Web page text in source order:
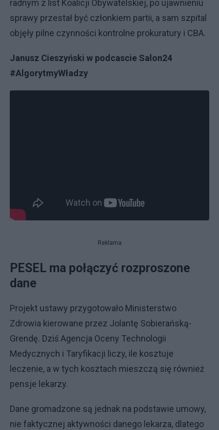
radnym z list Koalicji Obywatelskiej, po ujawnieniu
sprawy przestał być członkiem partii, a sam szpital
objęły pilne czynności kontrolne prokuratury i CBA.
Janusz Cieszyński w podcascie Salon24
#AlgorytmyWładzy
Reklama
PESEL ma połączyć rozproszone
dane
Projekt ustawy przygotowało Ministerstwo
Zdrowia kierowane przez Jolantę Sobierańską-
Grendę. Dziś Agencja Oceny Technologii
Medycznych i Taryfikacji liczy, ile kosztuje
leczenie, a w tych kosztach mieszczą się również
pensje lekarzy.
Dane gromadzone są jednak na podstawie umowy,
nie faktycznej aktywności danego lekarza, dlatego